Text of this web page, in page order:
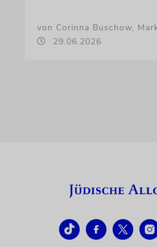
von Corinna Buschow,
29.06.2026